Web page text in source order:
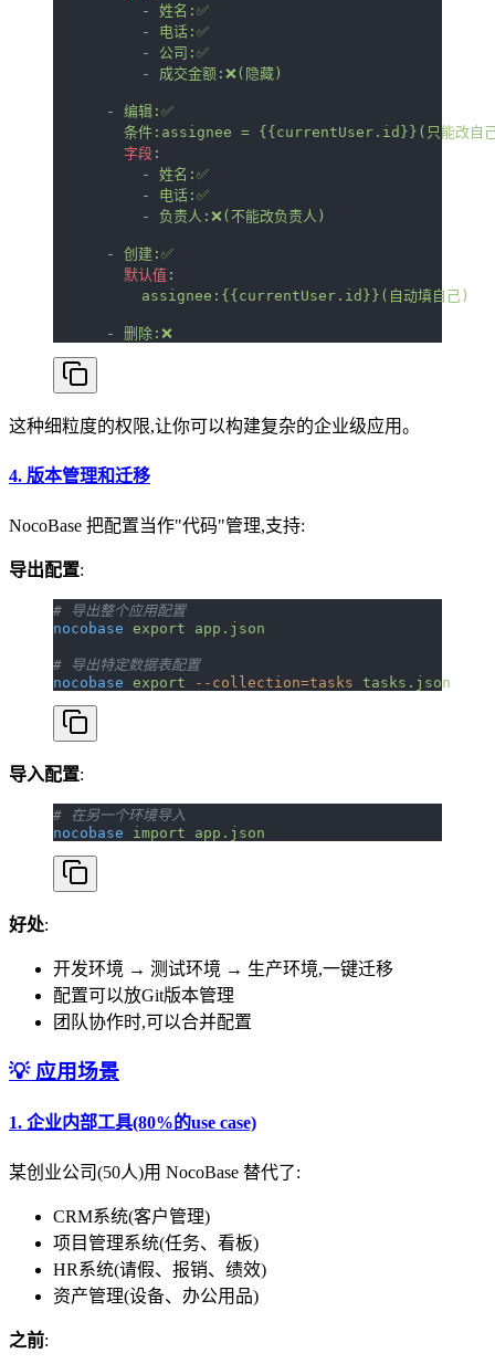
          -
姓名:✅
          -
电话:✅
          -
公司:✅
          -
成交金额:❌(隐藏)
      -
编辑:✅
条件:assignee = {{currentUser.id}}(只能改自
        字段
:
          -
姓名:✅
          -
电话:✅
          -
负责人:❌(不能改负责人)
      -
创建:✅
        默认值
:
          assignee:{{currentUser.id}}(自动填自己)
      -
删除:❌
这种细粒度的权限,让你可以构建复杂的企业级应用。
4. 版本管理和迁移
NocoBase 把配置当作"代码"管理,支持:
导出配置:
# 导出整个应用配置
nocobase export app.json
# 导出特定数据表配置
nocobase export --collection=tasks tasks.json
导入配置:
# 在另一个环境导入
nocobase import app.json
好处:
开发环境 → 测试环境 → 生产环境,一键迁移
配置可以放Git版本管理
团队协作时,可以合并配置
💡 应用场景
1. 企业内部工具(80%的use case)
某创业公司(50人)用 NocoBase 替代了:
CRM系统(客户管理)
项目管理系统(任务、看板)
HR系统(请假、报销、绩效)
资产管理(设备、办公用品)
之前: